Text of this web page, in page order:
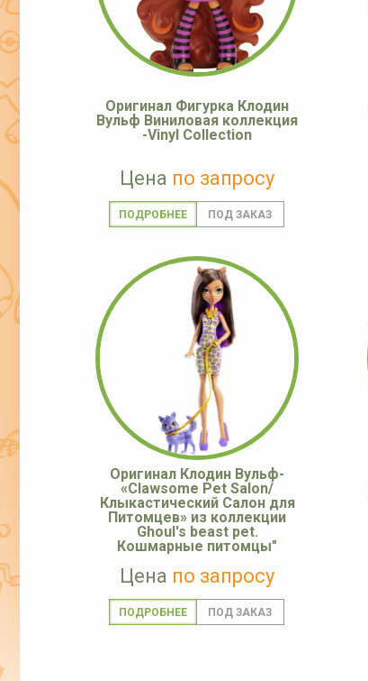
Оригинал Фигурка Клодин
Вульф Виниловая коллекция
-Vinyl Collection
Цена по запросу
ПОДРОБНЕЕ
Оригинал Клодин Вульф-
«Clawsome Pet Salon/
Клыкастический Салон для
Питомцев» из коллекции
Ghoul's beast pet.
Кошмарные питомцы"
Цена по запросу
ПОДРОБНЕЕ